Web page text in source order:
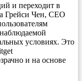
и переходит в
Грейси Чен, CEO
условиях. Это
и на основе